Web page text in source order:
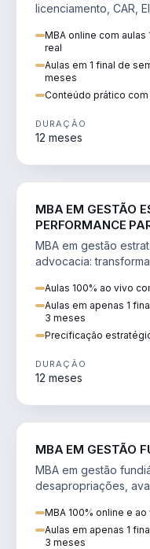
licenciamento, CAR,
MBA online com
real
Aulas em 1 final de
meses
Conteúdo prático com
DURAÇÃO
12 meses
MBA EM GESTÃO
PERFORMANCE
MBA em gestão
advocacia:
Aulas 100% ao vivo
Aulas em apenas 1
3 meses
Precificação
DURAÇÃO
12 meses
MBA EM GESTÃO
MBA em gestão
desapropriações,
MBA 100% online e
Aulas em apenas 1
3 meses